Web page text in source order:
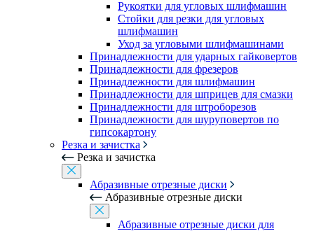
Рукоятки для угловых шлифмашин
Стойки для резки для угловых
шлифмашин
Уход за угловыми шлифмашинами
Принадлежности для ударных гайковертов
Принадлежности для фрезеров
Принадлежности для шлифмашин
Принадлежности для шприцев для смазки
Принадлежности для штроборезов
Принадлежности для шуруповертов по
гипсокартону
Резка и зачистка
Резка и зачистка
Абразивные отрезные диски
Абразивные отрезные диски
Абразивные отрезные диски для